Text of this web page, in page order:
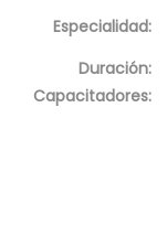
Especialidad:
Duración:
Capacitadores: